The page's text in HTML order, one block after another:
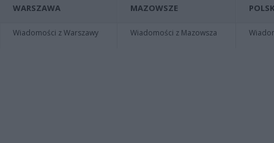
WARSZAWA
Wiadomości z Warszawy
MAZOWSZE
Wiadomości z Mazowsza